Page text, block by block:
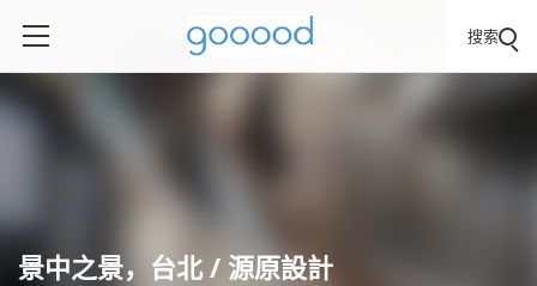
搜索
景中之景，台北 / 源原設計